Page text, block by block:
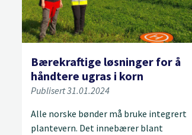
Bærekraftige løsninger for å
håndtere ugras i korn
Publisert 31.01.2024
Alle norske bønder må bruke integrert
plantevern. Det innebærer blant